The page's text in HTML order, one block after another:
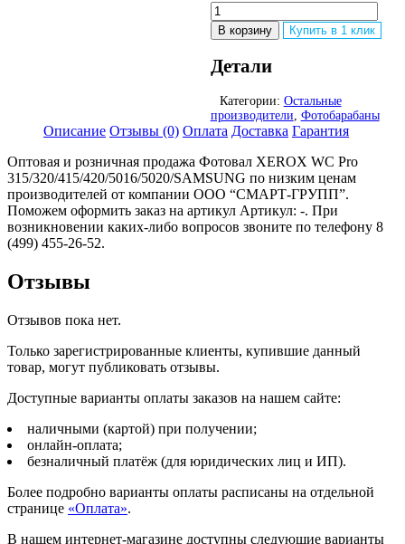
Количество
товара
Фотовал
XEROX
WC
315/320/415/420/5016/5020/
В корзину Купить в 1 клик
Детали
Категории: Остальные
производители Фотобарабаны
Описание Отзывы (0) Оплата Доставка Гарантия
Оптовая и розничная продажа Фотовал XEROX WC Pro
315/320/415/420/5016/5020/SAMSUNG по низким ценам
производителей от компании ООО “СМАРТ-ГРУПП”.
Поможем оформить заказ на артикул Артикул: -. При
возникновении каких-либо вопросов звоните по телефону 8
(499) 455-26-52.
Отзывы
Отзывов пока нет.
Только зарегистрированные клиенты, купившие данный
товар, могут публиковать отзывы.
Доступные варианты оплаты заказов на нашем сайте:
наличными (картой) при получении;
онлайн-оплата;
безналичный платёж (для юридических лиц и ИП).
Более подробно варианты оплаты расписаны на отдельной
странице «Оплата».
В нашем интернет-магазине доступны следующие варианты